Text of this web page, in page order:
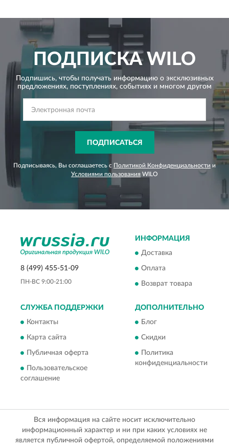
ПОДПИСКАWILO
Подпишись, чтобы получать информацию о эксклюзивных
предложениях, поступлениях, событиях и многом другом
ПОДПИСАТЬСЯ
Подписываясь, Вы соглашаетесь с Политикой Конфиденциальности и
Условиями пользования WILO
8 (499) 455-51-09
ПН-ВС 9:00-21:00
ИНФОРМАЦИЯ
Доставка
Оплата
Возврат товара
СЛУЖБА ПОДДЕРЖКИ
Контакты
Карта сайта
Публичная оферта
Пользовательское
соглашение
ДОПОЛНИТЕЛЬНО
Блог
Скидки
Политика
конфиденциальности
Вся информация на сайте носит исключительно
информационный характер и ни при каких условиях не
является публичной офертой, определяемой положениями